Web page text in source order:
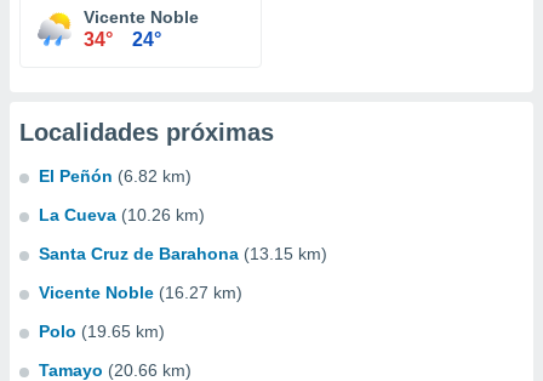
Vicente Noble
34° 24°
Localidades próximas
El Peñón (6.82 km)
La Cueva (10.26 km)
Santa Cruz de Barahona (13.15 km)
Vicente Noble (16.27 km)
Polo (19.65 km)
Tamayo (20.66 km)